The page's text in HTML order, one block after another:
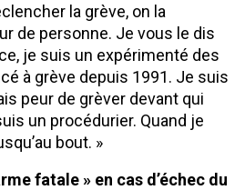
la grève, on la
de personne. Je vous le dis
je suis un expérimenté des
à grève depuis 1991. Je suis
peur de grèver devant qui
un procédurier. Quand je
bout. »
fatale » en cas d’échec du